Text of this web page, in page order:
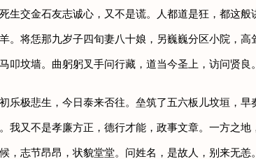
交金石友志诚心，又不是谎。人都道是狂，都这般
将恁那九岁子四旬妻八十娘，另巍巍分区小院，高
坟墙。曲躬躬叉手问行藏，道当今圣上，访问贤
极悲生，今日泰来否往。垒筑了五六板儿坟垣，早
又不是孝廉方正，德行才能，政事文章。一方之地
志节昂昂，状貌堂堂。问姓名，是故人，别来无恙